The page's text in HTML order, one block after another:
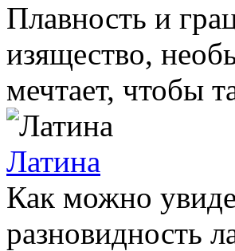
Плавность и
изящество,
мечтает, чтобы
Латина
Как можно
разновидность